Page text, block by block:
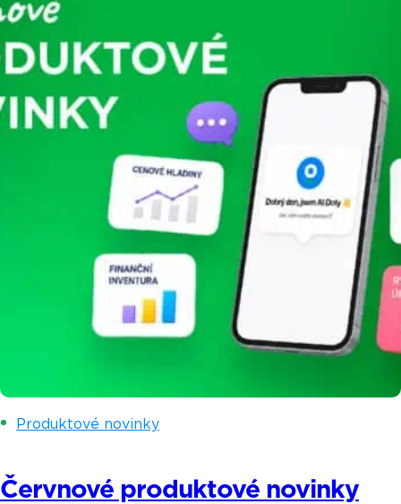
nebo malíř – zbystřete. Nový […]
Produktové novinky
Červnové produktové novinky